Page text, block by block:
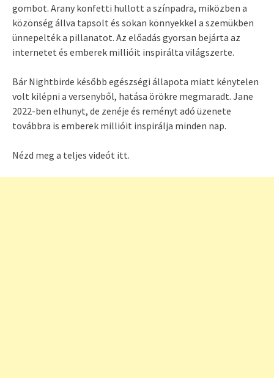
gombot. Arany konfetti hullott a színpadra, miközben a
közönség állva tapsolt és sokan könnyekkel a szemükben
ünnepelték a pillanatot. Az előadás gyorsan bejárta az
internetet és emberek millióit inspirálta világszerte.
Bár Nightbirde később egészségi állapota miatt kénytelen
volt kilépni a versenyből, hatása örökre megmaradt. Jane
2022-ben elhunyt, de zenéje és reményt adó üzenete
továbbra is emberek millióit inspirálja minden nap.
Nézd meg a teljes videót itt.